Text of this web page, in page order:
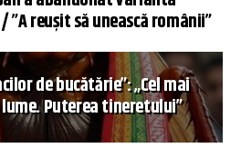
reușit să unească românii”
de bucătărie”: „Cel mai
Puterea tineretului”